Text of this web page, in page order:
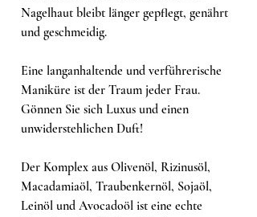
Nagelhaut bleibt länger gepflegt, genährt
und geschmeidig.
Eine langanhaltende und verführerische
Maniküre ist der Traum jeder Frau.
Gönnen Sie sich Luxus und einen
unwiderstehlichen Duft!
Der Komplex aus Olivenöl, Rizinusöl,
Macadamiaöl, Traubenkernöl, Sojaöl,
Leinöl und Avocadoöl ist eine echte